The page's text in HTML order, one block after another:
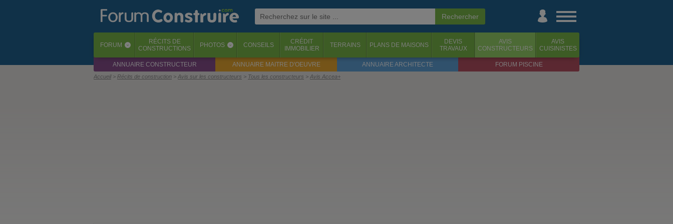
FORUM ‹ RÉCITS DE
CONSTRUCTIONS
PHOTOS ‹ CONSEILS
CRÉDIT
IMMOBILIER
TERRAINS PLANS DE MAISONS
DEVIS
TRAVAUX
AVIS
CONSTRUCTEURS
AVIS
CUISINISTES
ANNUAIRE CONSTRUCTEUR ANNUAIRE MAITRE D'OEUVRE ANNUAIRE ARCHITECTE FORUM PISCINE
Accueil Récits de construction Avis sur les constructeurs Tous les constructeurs Avis Accea+